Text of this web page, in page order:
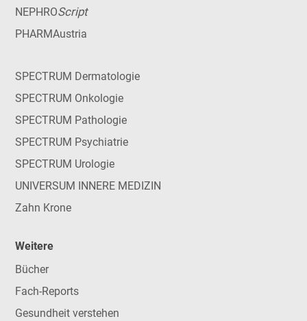
NEPHROScript
PHARMAustria
SPECTRUM Dermatologie
SPECTRUM Onkologie
SPECTRUM Pathologie
SPECTRUM Psychiatrie
SPECTRUM Urologie
UNIVERSUM INNERE MEDIZIN
Zahn Krone
Weitere
Bücher
Fach-Reports
Gesundheit verstehen